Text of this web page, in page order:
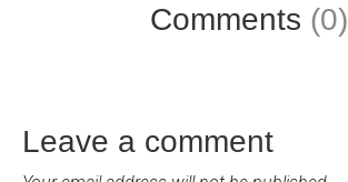
Comments (0)
Leave a comment